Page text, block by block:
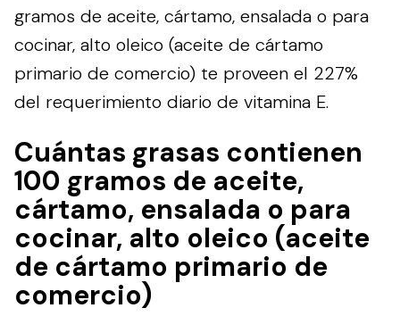
gramos de aceite, cártamo, ensalada o para
cocinar, alto oleico (aceite de cártamo
primario de comercio) te proveen el 227%
del requerimiento diario de vitamina E.
Cuántas grasas contienen
100 gramos de aceite,
cártamo, ensalada o para
cocinar, alto oleico (aceite
de cártamo primario de
comercio)